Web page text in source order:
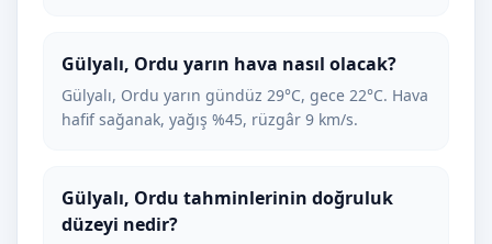
Gülyalı, Ordu yarın hava nasıl olacak?
Gülyalı, Ordu yarın gündüz 29°C, gece 22°C. Hava
hafif sağanak, yağış %45, rüzgâr 9 km/s.
Gülyalı, Ordu tahminlerinin doğruluk
düzeyi nedir?